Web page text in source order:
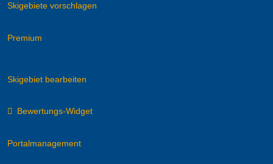
Skigebiete vorschlagen
Premium
Skigebiet bearbeiten
Bewertungs-Widget
Portalmanagement